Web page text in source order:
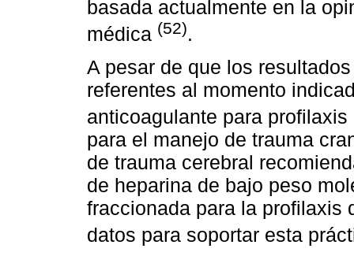
basada actualmente en la
médica (52).
A pesar de que los
referentes al momento
anticoagulante para
para el manejo de trauma
de trauma cerebral
de heparina de bajo peso
fraccionada para la profilaxis
datos para soportar esta